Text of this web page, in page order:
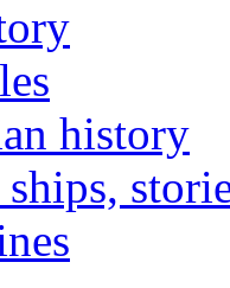
history